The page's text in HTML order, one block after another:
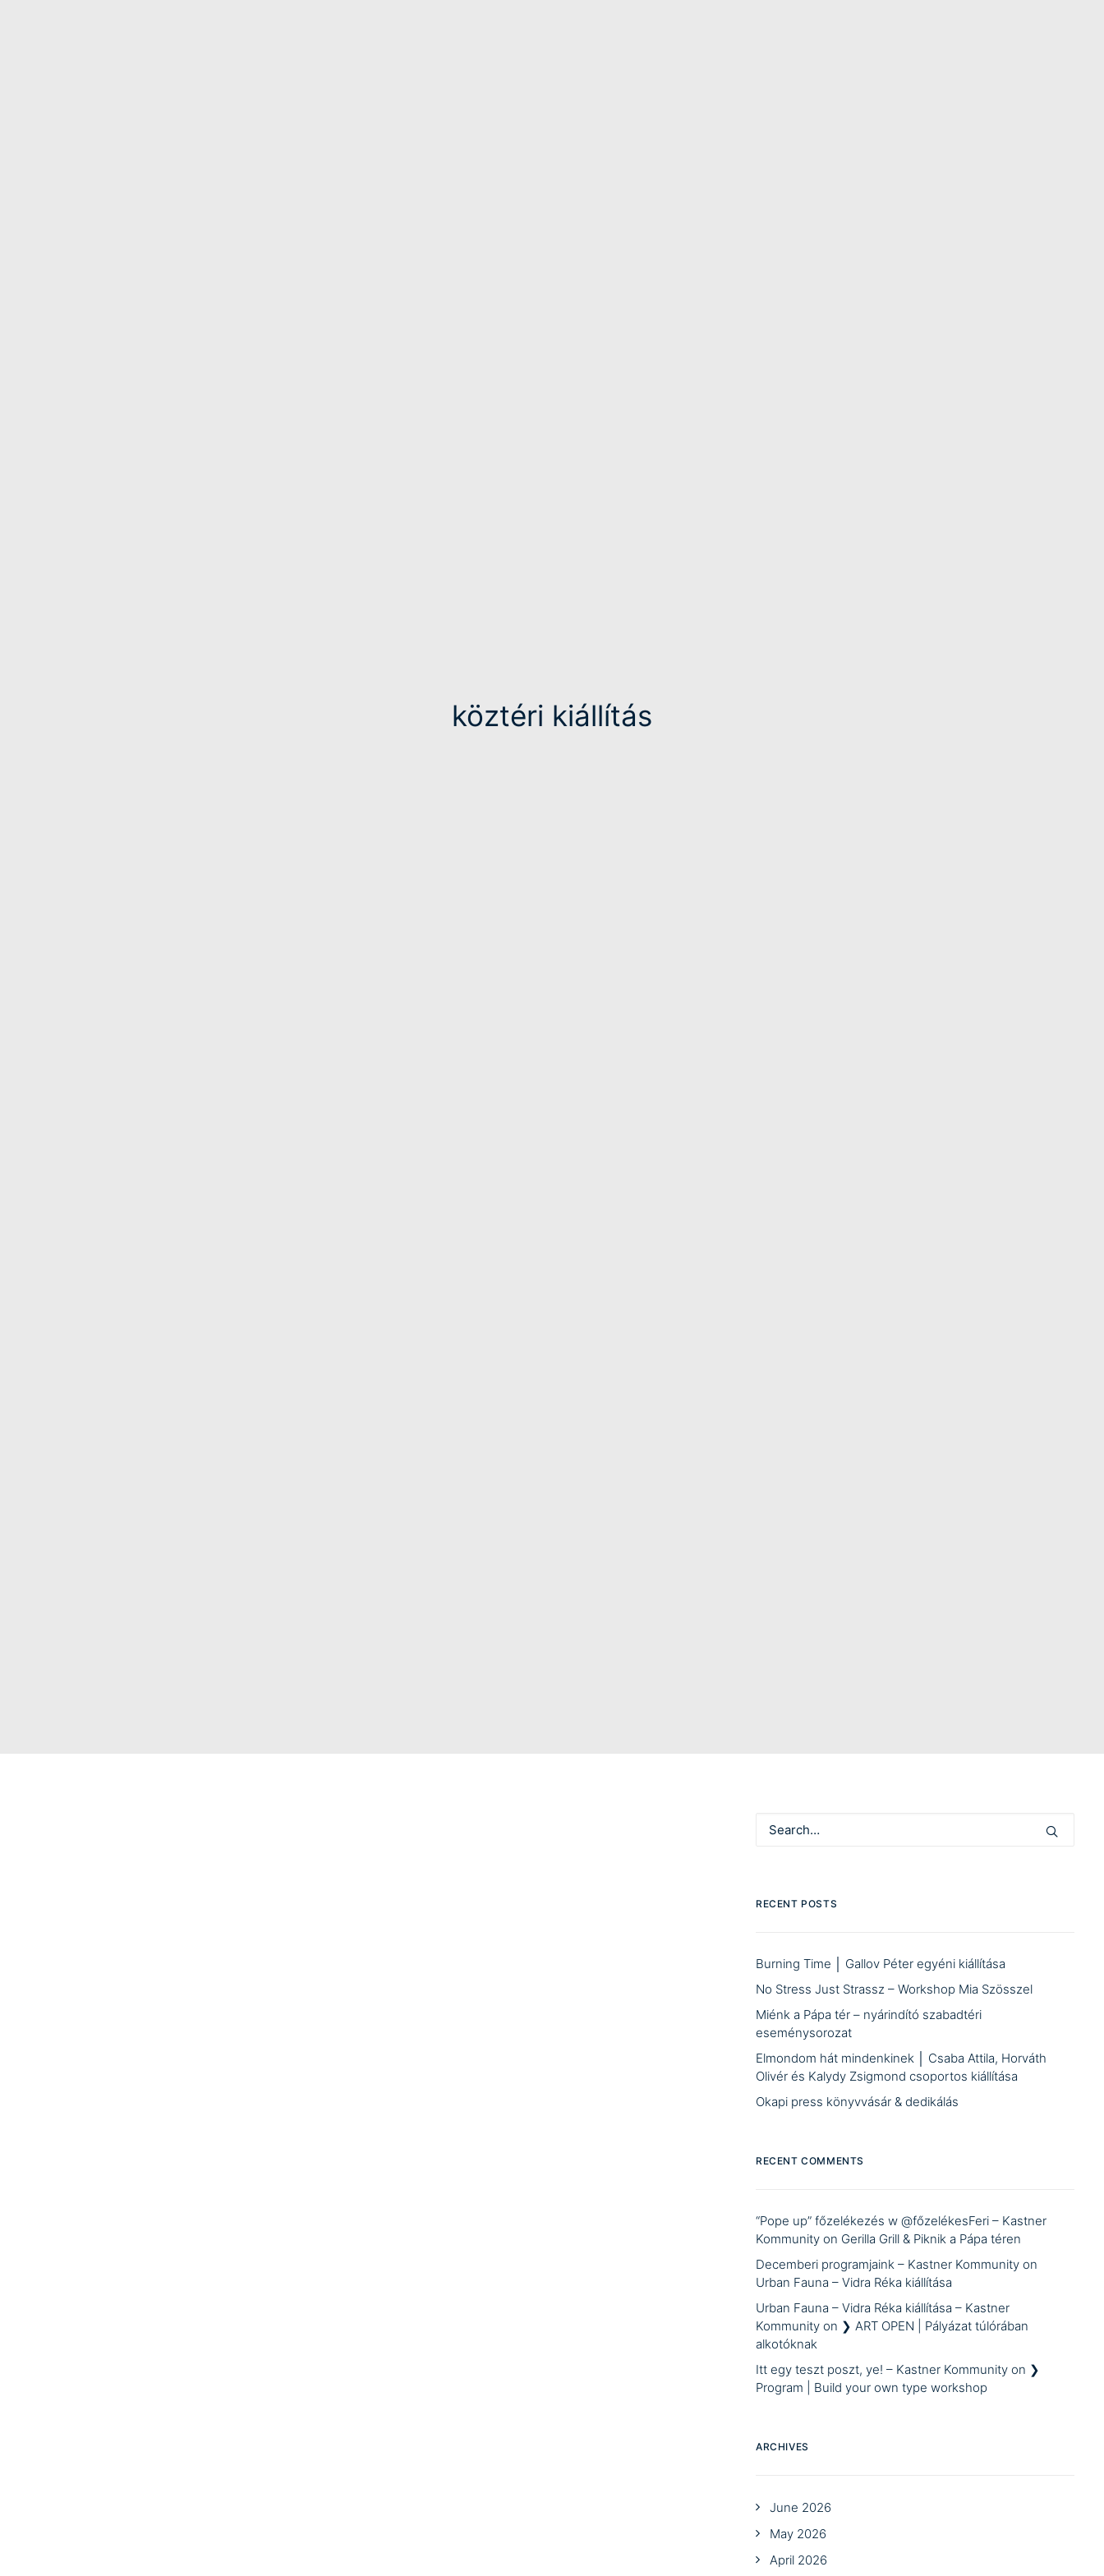
köztéri kiállítás
RECENT POSTS
Burning Time │ Gallov Péter egyéni kiállítása
No Stress Just Strassz – Workshop Mia Szösszel
Miénk a Pápa tér – nyárindító szabadtéri
eseménysorozat
Elmondom hát mindenkinek │ Csaba Attila, Horváth
Olivér és Kalydy Zsigmond csoportos kiállítása
Okapi press könyvvásár & dedikálás
RECENT COMMENTS
“Pope up” főzelékezés w @főzelékesFeri – Kastner
Kommunity on Gerilla Grill & Piknik a Pápa téren
Decemberi programjaink – Kastner Kommunity on
Urban Fauna – Vidra Réka kiállítása
Urban Fauna – Vidra Réka kiállítása – Kastner
Kommunity on ❯ ART OPEN | Pályázat túlórában
alkotóknak
Itt egy teszt poszt, ye! – Kastner Kommunity on ❯
Program | Build your own type workshop
ARCHIVES
June 2026
May 2026
April 2026